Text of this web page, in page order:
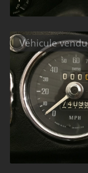
Véhicule vendu